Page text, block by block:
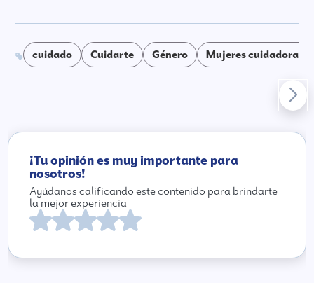
cuidado Cuidarte Género Mujeres cuidadoras
¡Tu opinión es muy importante para
nosotros!
Ayúdanos calificando este contenido para brindarte
la mejor experiencia